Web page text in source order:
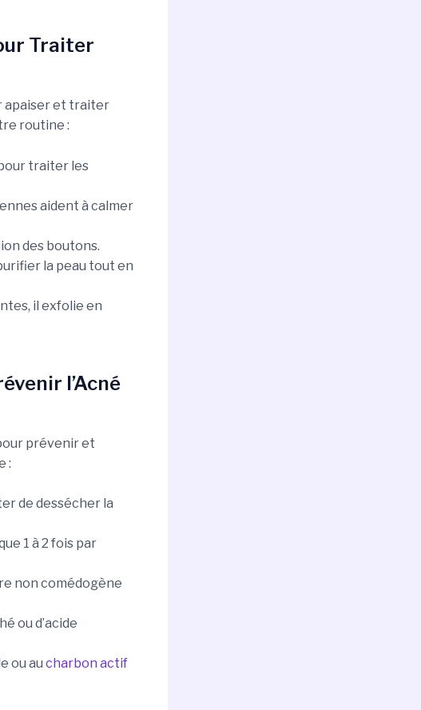
Traiter
apaiser et traiter
routine :
traiter les
aident à calmer
des boutons.
la peau tout en
il exfolie en
l’Acné
prévenir et
:
de dessécher la
1 à 2 fois par
non comédogène
ou d’acide
ou au charbon actif